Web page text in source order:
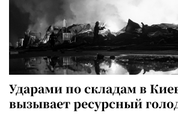
Ударами по складам в
вызывает ресурсный